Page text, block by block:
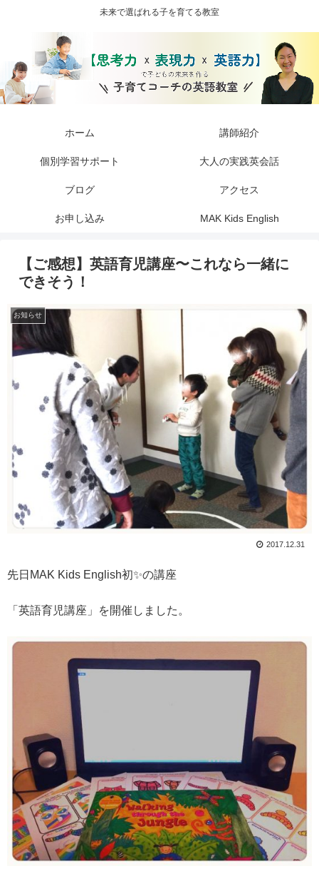
未来で選ばれる子を育てる教室
ホーム 講師紹介
個別学習サポート 大人の実践英会話
ブログ アクセス
お申し込み MAK Kids English
【ご感想】英語育児講座〜これなら一緒に
できそう！
お知らせ
2017.12.31
先日MAK Kids English初✨の講座
「英語育児講座」を開催しました。